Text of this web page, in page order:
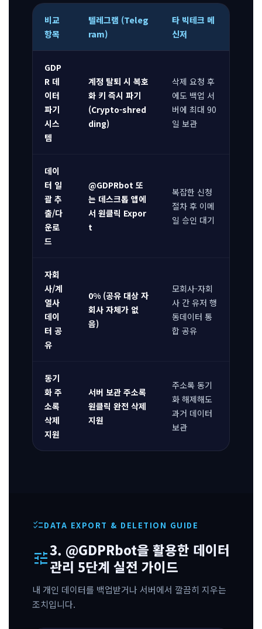
비교
항목
텔레그램 (Teleg
ram)
타 빅테크 메
신저
GDP
R 데
이터
파기
시스
템
계정 탈퇴 시 복호
화 키 즉시 파기
(Crypto-shred
ding)
삭제 요청 후
에도 백업 서
버에 최대 90
일 보관
데이
터 일
괄 추
출/다
운로
드
@GDPRbot 또
는 데스크톱 앱에
서 원클릭 Expor
t
복잡한 신청
절차 후 이메
일 승인 대기
자회
사/계
열사
데이
터 공
유
0% (공유 대상 자
회사 자체가 없
음)
모회사-자회
사 간 유저 행
동데이터 통
합 공유
동기
화 주
소록
삭제
지원
서버 보관 주소록
원클릭 완전 삭제
지원
주소록 동기
화 해제해도
과거 데이터
보관
checklistDATA EXPORT & DELETION GUIDE
tune3. @GDPRbot을 활용한 데이터
관리 5단계 실전 가이드
내 개인 데이터를 백업받거나 서버에서 깔끔히 지우는
조치입니다.